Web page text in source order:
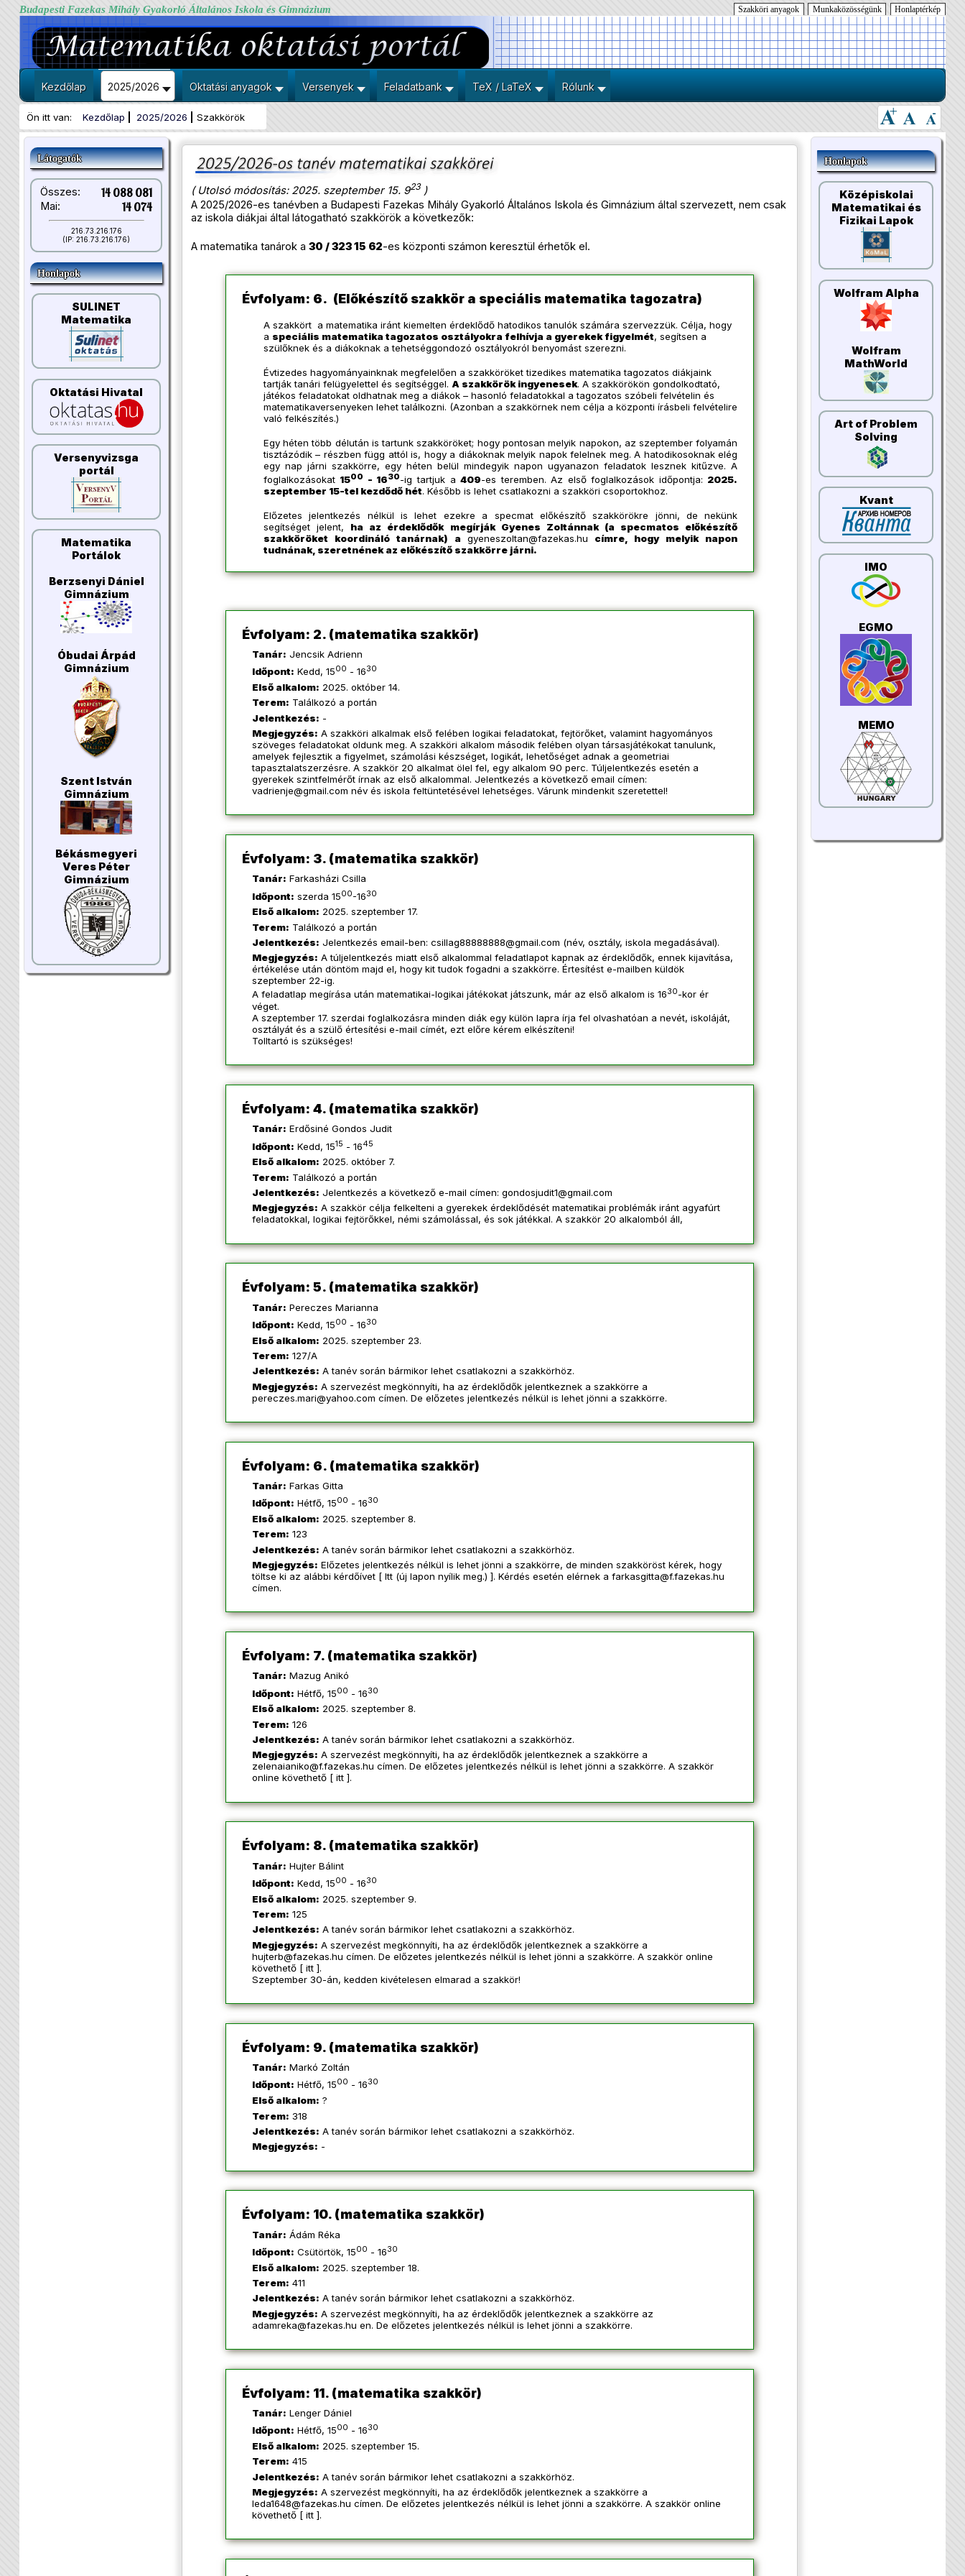
Budapesti Fazekas Mihály Gyakorló Általános Iskola és Gimnázium Honlaptérkép
Munkaközösségünk
Szakköri anyagok
Kezdőlap 2025/2026 Oktatási anyagok Versenyek Feladatbank TeX / LaTeX Rólunk
Ön itt van: Kezdőlap 2025/2026 Szakkörök
Látogatók
Összes: 14 088 081
Mai: 14 074
216.73.216.176
(IP: 216.73.216.176)
Honlapok
SULINET
Matematika
Oktatási Hivatal
Versenyvizsga
portál
Matematika
Portálok
Berzsenyi Dániel
Gimnázium
Óbudai Árpád
Gimnázium
Szent István
Gimnázium
Békásmegyeri
Veres Péter
Gimnázium
( Utolsó módosítás: 2025. szeptember 15. 923)
A 2025/2026-es tanévben a Budapesti Fazekas Mihály Gyakorló Általános Iskola és Gimnázium által szervezett, nem csak
az iskola diákjai által látogatható szakkörök a következők:
A matematika tanárok a 30 / 323 15 62-es központi számon keresztül érhetők el.
Évfolyam: 6. (Előkészítő szakkör a speciális matematika tagozatra)
A szakkört a matematika iránt kiemelten érdeklődő hatodikos tanulók számára szervezzük. Célja, hogy
a speciális matematika tagozatos osztályokra felhívja a gyerekek figyelmét, segítsen a
szülőknek és a diákoknak a tehetséggondozó osztályokról benyomást szerezni.
Évtizedes hagyományainknak megfelelően a szakköröket tizedikes matematika tagozatos diákjaink
tartják tanári felügyelettel és segítséggel. A szakkörök ingyenesek. A szakkörökön gondolkodtató,
játékos feladatokat oldhatnak meg a diákok – hasonló feladatokkal a tagozatos szóbeli felvételin és
matematikaversenyeken lehet találkozni. (Azonban a szakkörnek nem célja a központi írásbeli felvételire
való felkészítés.)
Egy héten több délután is tartunk szakköröket; hogy pontosan melyik napokon, az szeptember folyamán
tisztázódik – részben függ attól is, hogy a diákoknak melyik napok felelnek meg. A hatodikosoknak elég
egy nap járni szakkörre, egy héten belül mindegyik napon ugyanazon feladatok lesznek kitűzve. A
foglalkozásokat 1500 - 1630-ig tartjuk a409-es teremben. Az első foglalkozások időpontja: 2025.
szeptember 15-tel kezdődő hét. Később is lehet csatlakozni a szakköri csoportokhoz.
Előzetes jelentkezés nélkül is lehet ezekre a specmat előkészítő szakkörökre jönni, de nekünk
segítséget jelent, ha az érdeklődők megírják Gyenes Zoltánnak (a specmatos előkészítő
szakköröket koordináló tanárnak) agyeneszoltan@fazekas.hu címre, hogy melyik napon
tudnának, szeretnének az előkészítő szakkörre járni.
Évfolyam: 2. (matematika szakkör)
Tanár: Jencsik Adrienn
Időpont: Kedd, 1500 - 1630
Első alkalom: 2025. október 14.
Terem: Találkozó a portán
Jelentkezés: -
Megjegyzés: A szakköri alkalmak első felében logikai feladatokat, fejtörőket, valamint hagyományos
szöveges feladatokat oldunk meg. A szakköri alkalom második felében olyan társasjátékokat tanulunk,
amelyek fejlesztik a figyelmet, számolási készséget, logikát, lehetőséget adnak a geometriai
tapasztalatszerzésre. A szakkör 20 alkalmat ölel fel, egy alkalom 90 perc. Túljelentkezés esetén a
gyerekek szintfelmérőt írnak az első alkalommal. Jelentkezés a következő email címen:
vadrienje@gmail.com név és iskola feltüntetésével lehetséges. Várunk mindenkit szeretettel!
Évfolyam: 3. (matematika szakkör)
Tanár: Farkasházi Csilla
Időpont: szerda 1500-1630
Első alkalom: 2025. szeptember 17.
Terem: Találkozó a portán
Jelentkezés: Jelentkezés email-ben: csillag88888888@gmail.com (név, osztály, iskola megadásával).
Megjegyzés: A túljelentkezés miatt első alkalommal feladatlapot kapnak az érdeklődők, ennek kijavítása,
értékelése után döntöm majd el, hogy kit tudok fogadni a szakkörre. Értesítést e-mailben küldök
szeptember 22-ig.
A feladatlap megírása után matematikai-logikai játékokat játszunk, már az első alkalom is 1630-kor ér
véget.
A szeptember 17. szerdai foglalkozásra minden diák egy külön lapra írja fel olvashatóan a nevét, iskoláját,
osztályát és a szülő értesítési e-mail címét, ezt előre kérem elkészíteni!
Tolltartó is szükséges!
Évfolyam: 4. (matematika szakkör)
Tanár: Erdősiné Gondos Judit
Időpont: Kedd, 1515 - 1645
Első alkalom: 2025. október 7.
Terem: Találkozó a portán
Jelentkezés: Jelentkezés a következő e-mail címen: gondosjudit1@gmail.com
Megjegyzés: A szakkör célja felkelteni a gyerekek érdeklődését matematikai problémák iránt agyafúrt
feladatokkal, logikai fejtörőkkel, némi számolással, és sok játékkal. A szakkör 20 alkalomból áll,
Évfolyam: 5. (matematika szakkör)
Tanár: Pereczes Marianna
Időpont: Kedd, 1500 - 1630
Első alkalom: 2025. szeptember 23.
Terem: 127/A
Jelentkezés: A tanév során bármikor lehet csatlakozni a szakkörhöz.
Megjegyzés: A szervezést megkönnyíti, ha az érdeklődők jelentkeznek a szakkörre a
pereczes.mari@yahoo.com címen. De előzetes jelentkezés nélkül is lehet jönni a szakkörre.
Évfolyam: 6. (matematika szakkör)
Tanár: Farkas Gitta
Időpont: Hétfő, 1500 - 1630
Első alkalom: 2025. szeptember 8.
Terem: 123
Jelentkezés: A tanév során bármikor lehet csatlakozni a szakkörhöz.
Megjegyzés: Előzetes jelentkezés nélkül is lehet jönni a szakkörre, de minden szakköröst kérek, hogy
töltse ki az alábbi kérdőívet [ Itt (új lapon nyílik meg.) ]. Kérdés esetén elérnek a farkasgitta@f.fazekas.hu
címen.
Évfolyam: 7. (matematika szakkör)
Tanár: Mazug Anikó
Időpont: Hétfő, 1500 - 1630
Első alkalom: 2025. szeptember 8.
Terem: 126
Jelentkezés: A tanév során bármikor lehet csatlakozni a szakkörhöz.
Megjegyzés: A szervezést megkönnyíti, ha az érdeklődők jelentkeznek a szakkörre a
zelenaianiko@f.fazekas.hu címen. De előzetes jelentkezés nélkül is lehet jönni a szakkörre. A szakkör
online követhető [ itt ].
Évfolyam: 8. (matematika szakkör)
Tanár: Hujter Bálint
Időpont: Kedd, 1500 - 1630
Első alkalom: 2025. szeptember 9.
Terem: 125
Jelentkezés: A tanév során bármikor lehet csatlakozni a szakkörhöz.
Megjegyzés: A szervezést megkönnyíti, ha az érdeklődők jelentkeznek a szakkörre a
hujterb@fazekas.hu címen. De előzetes jelentkezés nélkül is lehet jönni a szakkörre. A szakkör online
követhető [ itt ].
Szeptember 30-án, kedden kivételesen elmarad a szakkör!
Évfolyam: 9. (matematika szakkör)
Tanár: Markó Zoltán
Időpont: Hétfő, 1500 - 1630
Első alkalom: ?
Terem: 318
Jelentkezés: A tanév során bármikor lehet csatlakozni a szakkörhöz.
Megjegyzés: -
Évfolyam: 10. (matematika szakkör)
Tanár: Ádám Réka
Időpont: Csütörtök, 1500 - 1630
Első alkalom: 2025. szeptember 18.
Terem: 411
Jelentkezés: A tanév során bármikor lehet csatlakozni a szakkörhöz.
Megjegyzés: A szervezést megkönnyíti, ha az érdeklődők jelentkeznek a szakkörre az
adamreka@fazekas.hu en. De előzetes jelentkezés nélkül is lehet jönni a szakkörre.
Évfolyam: 11. (matematika szakkör)
Tanár: Lenger Dániel
Időpont: Hétfő, 1500 - 1630
Első alkalom: 2025. szeptember 15.
Terem: 415
Jelentkezés: A tanév során bármikor lehet csatlakozni a szakkörhöz.
Megjegyzés: A szervezést megkönnyíti, ha az érdeklődők jelentkeznek a szakkörre a
leda1648@fazekas.hu címen. De előzetes jelentkezés nélkül is lehet jönni a szakkörre. A szakkör online
követhető [ itt ].
Honlapok
Középiskolai
Matematikai és
Fizikai Lapok
Wolfram Alpha
Wolfram
MathWorld
Art of Problem
Solving
Kvant
IMO
EGMO
MEMO